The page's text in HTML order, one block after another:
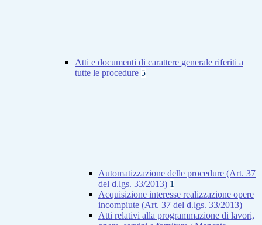
Atti e documenti di carattere generale riferiti a
tutte le procedure 5
Automatizzazione delle procedure (Art. 37
del d.lgs. 33/2013) 1
Acquisizione interesse realizzazione opere
incompiute (Art. 37 del d.lgs. 33/2013)
Atti relativi alla programmazione di lavori,